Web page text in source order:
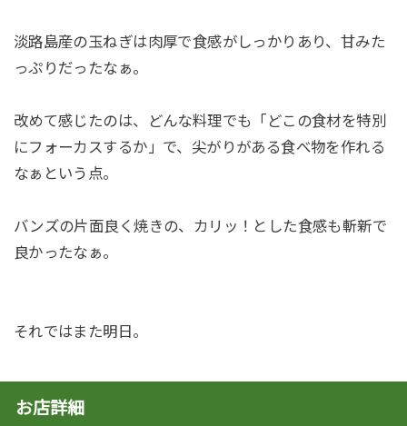
淡路島産の玉ねぎは肉厚で食感がしっかりあり、甘みた
っぷりだったなぁ。
改めて感じたのは、どんな料理でも「どこの食材を特別
にフォーカスするか」で、尖がりがある食べ物を作れる
なぁという点。
バンズの片面良く焼きの、カリッ！とした食感も斬新で
良かったなぁ。
それではまた明日。
お店詳細